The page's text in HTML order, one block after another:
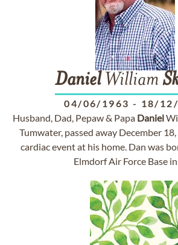
DanielWilliam
04/06/1963 - 18/
Husband, Dad, Pepaw & Papa Daniel
Tumwater, passed away December
cardiac event at his home. Dan was
Elmdorf Air Force Base